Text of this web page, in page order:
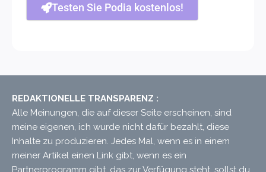
Testen Sie Podia kostenlos!
REDAKTIONELLE TRANSPARENZ :
Alle Meinungen, die auf dieser Seite erscheinen, sind
meine eigenen, ich wurde nicht dafür bezahlt, diese
Inhalte zu produzieren. Jedes Mal, wenn es in einem
meiner Artikel einen Link gibt, wenn es ein
Partnerprogramm gibt, das zur Verfügung steht, sollst du